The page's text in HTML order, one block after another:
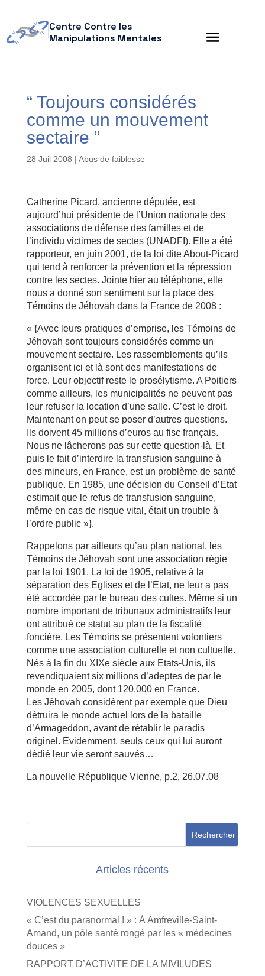
Centre Contre les
Manipulations Mentales
“ Toujours considérés
comme un mouvement
sectaire ”
28 Juil 2008 | Abus de faiblesse
Catherine Picard, ancienne députée, est
aujourd’hui présidente de l’Union nationale des
associations de défense des familles et de
l’individu victimes de sectes (UNADFI). Elle a été
rapporteur, en juin 2001, de la loi dite About-Picard
qui tend à renforcer la prévention et la répression
contre les sectes. Jointe hier au téléphone, elle
nous a donné son sentiment sur la place des
Témoins de Jéhovah dans la France de 2008 :
« {Avec leurs pratiques d’emprise, les Témoins de
Jéhovah sont toujours considérés comme un
mouvement sectaire. Les rassemblements qu’ils
organisent ici et là sont des manifestations de
force. Leur objectif reste le prosélytisme. A Poitiers
comme ailleurs, les municipalités ne peuvent pas
leur refuser la location d’une salle. C’est le droit.
Maintenant on peut se poser d’autres questions.
Ils doivent 45 millions d’euros au fisc français.
Nous ne lâcherons pas sur cette question-là. Et
puis le fait d’interdire la transfusion sanguine à
des mineurs, en France, est un problème de santé
publique. En 1985, une décision du Conseil d’Etat
estimait que le refus de transfusion sanguine,
même en cas de risque vital, était un trouble à
l’ordre public »}.
Rappelons par ailleurs qu’au plan national, les
Témoins de Jéhovah sont une association régie
par la loi 1901. La loi de 1905, relative à la
séparation des Eglises et de l’Etat, ne leur a pas
été accordée par le bureau des cultes. Même si un
nombre important de tribunaux administratifs leur
ont attribué ce statut au plan de la fiscalité
foncière. Les Témoins se présentent volontiers
comme une association culturelle et non cultuelle.
Nés à la fin du XIXe siècle aux Etats-Unis, ils
revendiquaient six millions d’adeptes de par le
monde en 2005, dont 120.000 en France.
Les Jéhovah considèrent par exemple que Dieu
détruira le monde actuel lors de la bataille
d’Armageddon, avant de rétablir le paradis
originel. Evidemment, seuls ceux qui lui auront
dédié leur vie seront sauvés…
La nouvelle République Vienne, p.2, 26.07.08
Articles récents
VIOLENCES SEXUELLES
« C’est du paranormal ! » : À Amfreville-Saint-
Amand, un pôle santé rongé par les « médecines
douces »
RAPPORT D’ACTIVITE DE LA MIVILUDES